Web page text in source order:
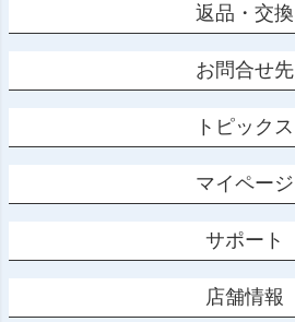
返品・交換
お問合せ先
トピックス
マイページ
サポート
店舗情報